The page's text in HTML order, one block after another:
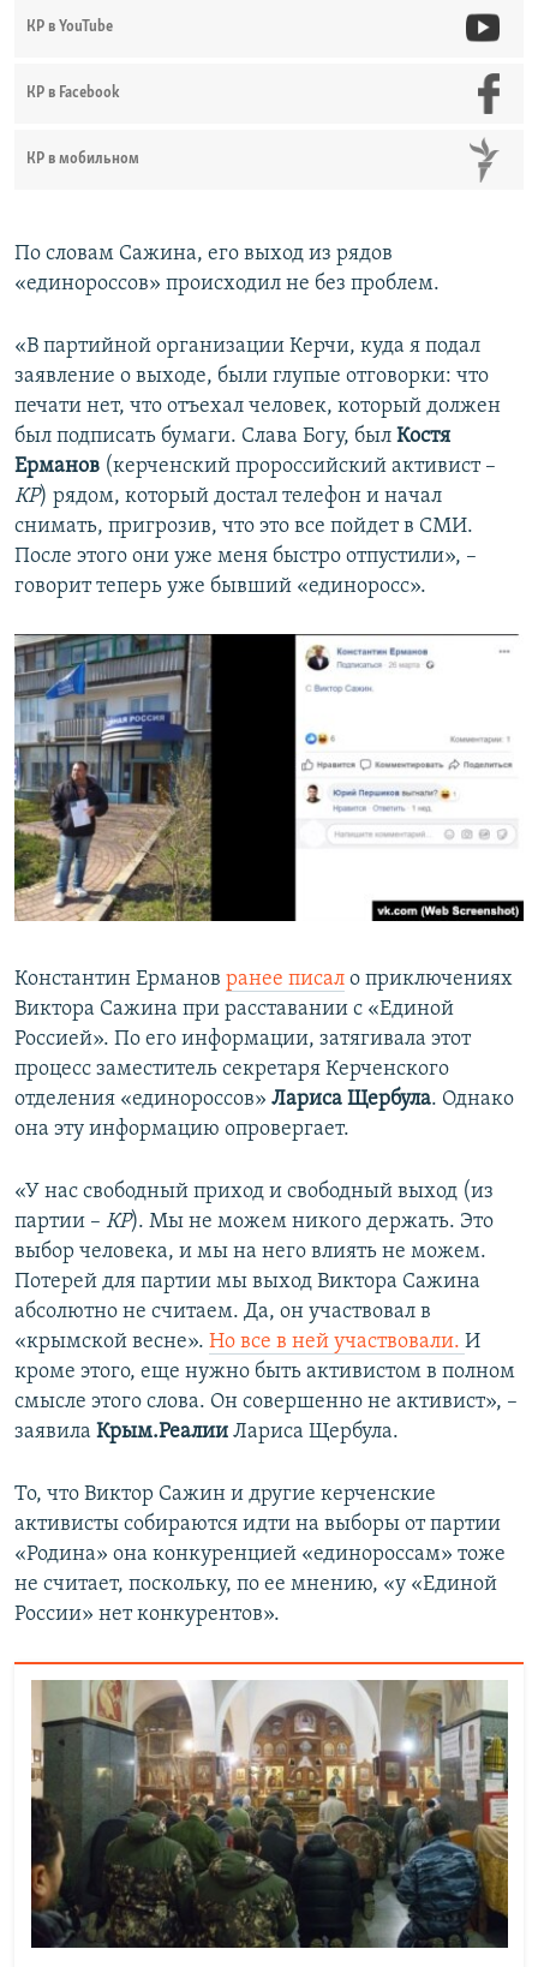
КР в YouTube
КР в Facebook
КР в мобильном
По словам Сажина, его выход из рядов
«единороссов» происходил не без проблем.
«В партийной организации Керчи, куда я подал
заявление о выходе, были глупые отговорки: что
печати нет, что отъехал человек, который должен
был подписать бумаги. Слава Богу, был Костя
Ерманов (керченский пророссийский активист –
КР) рядом, который достал телефон и начал
снимать, пригрозив, что это все пойдет в СМИ.
После этого они уже меня быстро отпустили», –
говорит теперь уже бывший «единоросс».
Константин Ерманов ранее писал о приключениях
Виктора Сажина при расставании с «Единой
Россией». По его информации, затягивала этот
процесс заместитель секретаря Керченского
отделения «единороссов» Лариса Щербула. Однако
она эту информацию опровергает.
«У нас свободный приход и свободный выход (из
партии – КР). Мы не можем никого держать. Это
выбор человека, и мы на него влиять не можем.
Потерей для партии мы выход Виктора Сажина
абсолютно не считаем. Да, он участвовал в
«крымской весне». Но все в ней участвовали. И
кроме этого, еще нужно быть активистом в полном
смысле этого слова. Он совершенно не активист», –
заявила Крым.Реалии Лариса Щербула.
То, что Виктор Сажин и другие керченские
активисты собираются идти на выборы от партии
«Родина» она конкуренцией «единороссам» тоже
не считает, поскольку, по ее мнению, «у «Единой
России» нет конкурентов».